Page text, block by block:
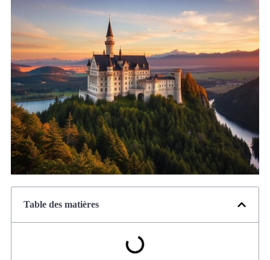
Table des matières